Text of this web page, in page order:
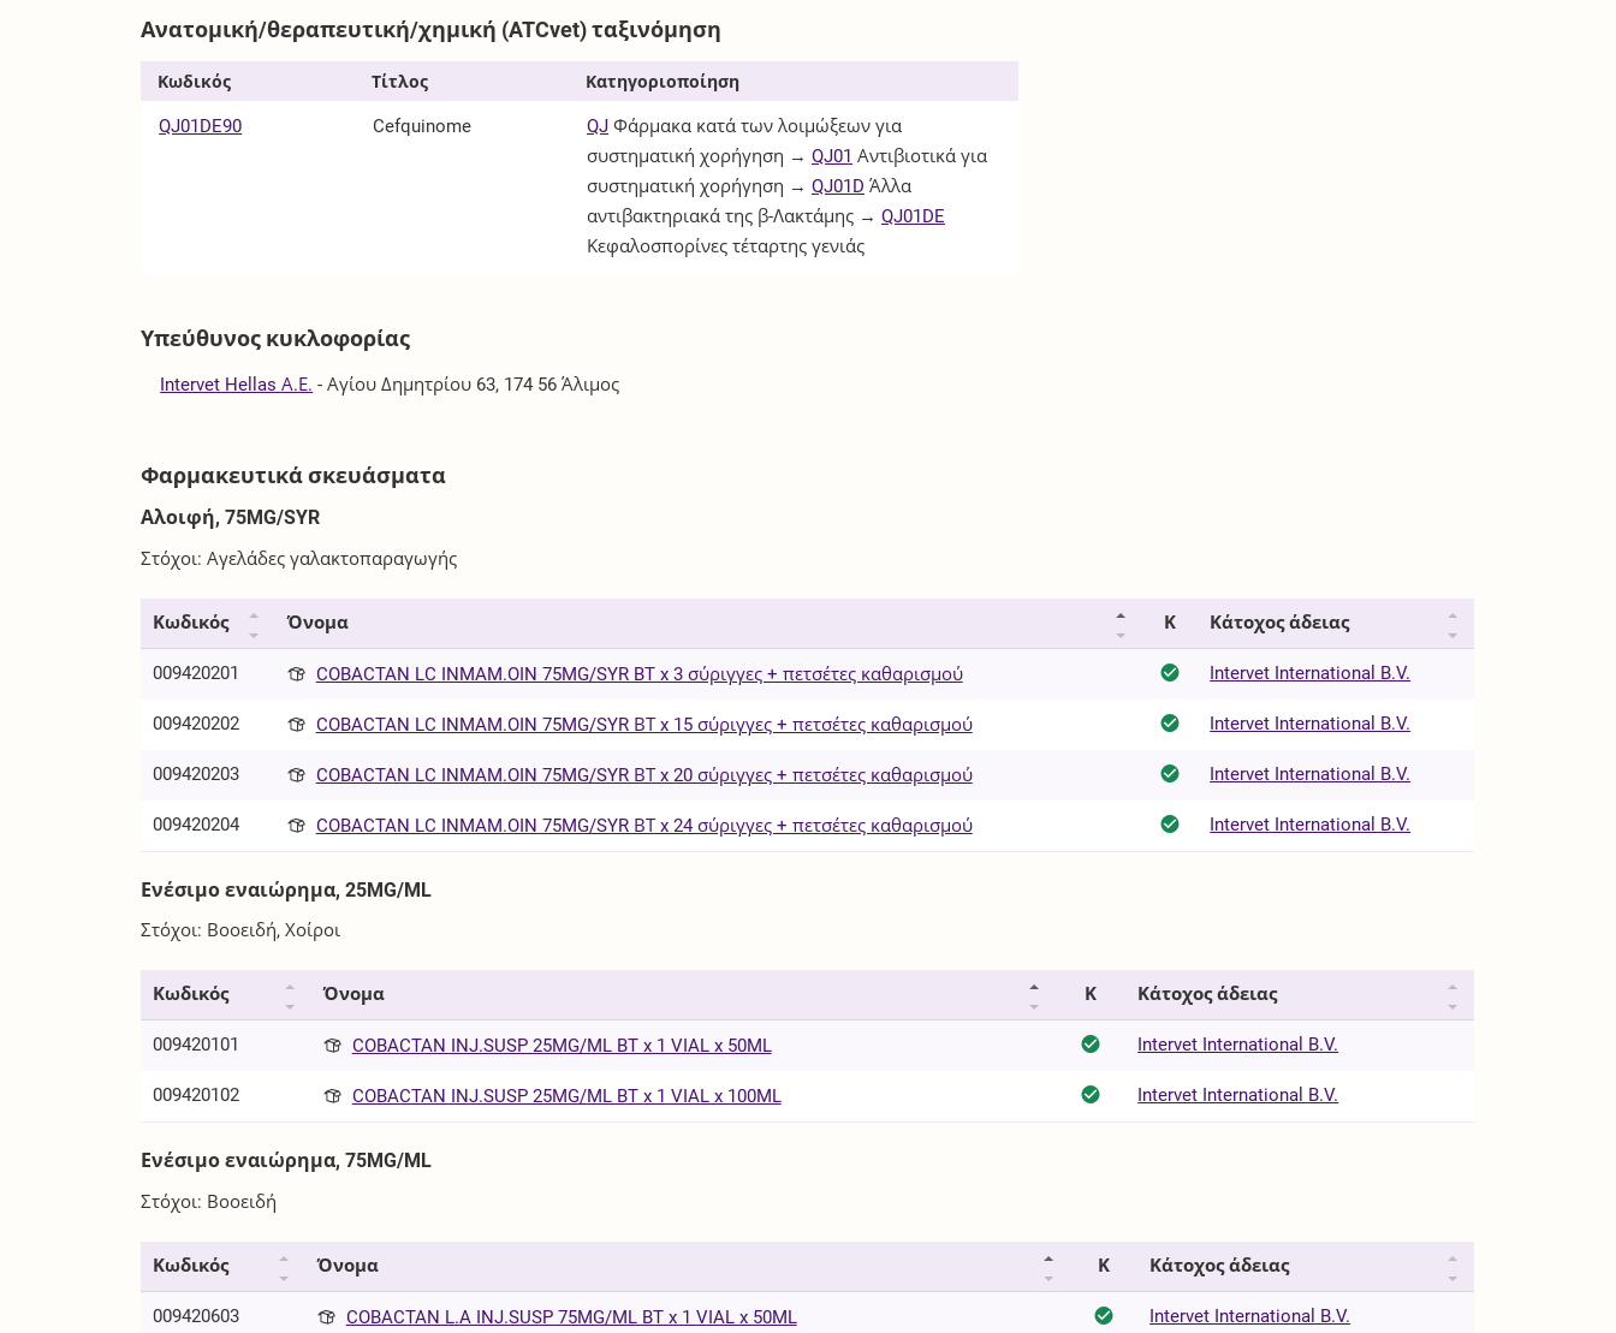
Ανατομική/θεραπευτική/χημική (ATCvet) ταξινόμηση
Κωδικός Τίτλος Κατηγοριοποίηση
QJ01DE90 Cefquinome QJ Φάρμακα κατά των λοιμώξεων για
συστηματική χορήγηση → QJ01 Αντιβιοτικά για
συστηματική χορήγηση → QJ01D Άλλα
αντιβακτηριακά της β-Λακτάμης → QJ01DE
Κεφαλοσπορίνες τέταρτης γενιάς
Υπεύθυνος κυκλοφορίας
Intervet Hellas Α.Ε. -Αγίου Δημητρίου 63, 174 56 Άλιμος
Φαρμακευτικά σκευάσματα
Αλοιφή, 75MG/SYR
Στόχοι: Αγελάδες γαλακτοπαραγωγής
Κωδικός Όνομα Κ Κάτοχος άδειας
009420201 COBACTAN LC INMAM.OIN 75MG/SYR BT x 3 σύριγγες + πετσέτες καθαρισμού Intervet International B.V.
009420202 COBACTAN LC INMAM.OIN 75MG/SYR ΒΤ x 15 σύριγγες + πετσέτες καθαρισμού Intervet International B.V.
009420203 COBACTAN LC INMAM.OIN 75MG/SYR ΒΤ x 20 σύριγγες + πετσέτες καθαρισμού Intervet International B.V.
009420204 COBACTAN LC INMAM.OIN 75MG/SYR ΒΤ x 24 σύριγγες + πετσέτες καθαρισμού Intervet International B.V.
Ενέσιμο εναιώρημα, 25MG/ML
Στόχοι: Βοοειδή, Χοίροι
Κωδικός Όνομα Κ Κάτοχος άδειας
009420101 COBACTAN INJ.SUSP 25MG/ML BT x 1 VIAL x 50ML Intervet International B.V.
009420102 COBACTAN INJ.SUSP 25MG/ML BT x 1 VIAL x 100ML Intervet International B.V.
Ενέσιμο εναιώρημα, 75MG/ML
Στόχοι: Βοοειδή
Κωδικός Όνομα Κ Κάτοχος άδειας
009420603 COBACTAN L.A INJ.SUSP 75MG/ML BT x 1 VIAL x 50ML Intervet International B.V.